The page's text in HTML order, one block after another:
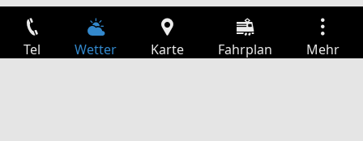
Tel Wetter Karte Fahrplan Mehr